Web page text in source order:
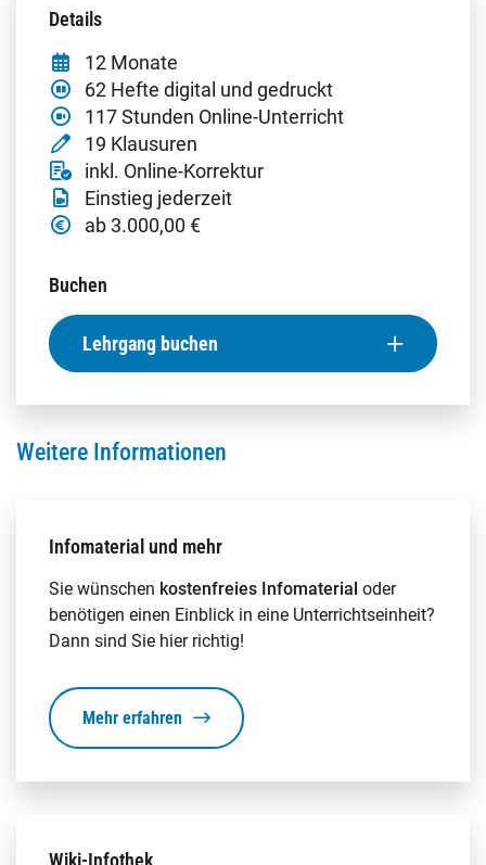
Details
12 Monate
62 Hefte digital und gedruckt
117 Stunden Online-Unterricht
19 Klausuren
inkl. Online-Korrektur
Einstieg jederzeit
ab 3.000,00 €
Buchen
Lehrgang buchen
Weitere Informationen
Infomaterial und mehr
Sie wünschen kostenfreies Infomaterial oder
benötigen einen Einblick in eine Unterrichtseinheit?
Dann sind Sie hier richtig!
Mehr erfahren
Wiki-Infothek